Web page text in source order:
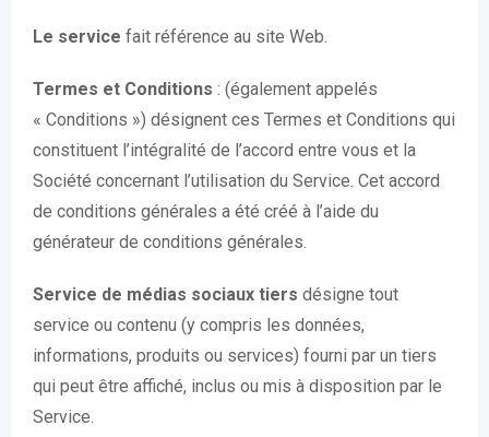
Le service fait référence au site Web.
Termes et Conditions : (également appelés
« Conditions ») désignent ces Termes et Conditions qui
constituent l’intégralité de l’accord entre vous et la
Société concernant l’utilisation du Service. Cet accord
de conditions générales a été créé à l’aide du
générateur de conditions générales.
Service de médias sociaux tiers désigne tout
service ou contenu (y compris les données,
informations, produits ou services) fourni par un tiers
qui peut être affiché, inclus ou mis à disposition par le
Service.